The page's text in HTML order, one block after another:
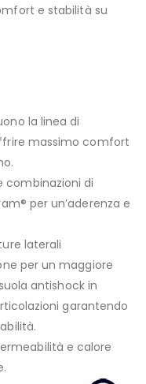
e stabilità su
la linea di
massimo comfort
combinazioni di
per un’aderenza e
laterali
per un maggiore
antishock in
garantendo
e calore